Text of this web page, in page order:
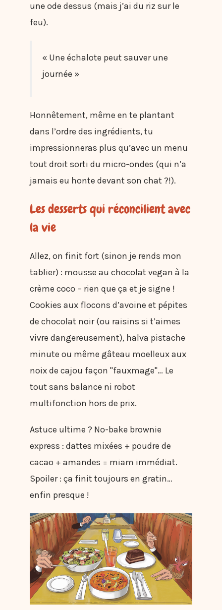
une ode dessus (mais j’ai du riz sur le
feu).
« Une échalote peut sauver une
journée »
Honnêtement, même en te plantant
dans l’ordre des ingrédients, tu
impressionneras plus qu’avec un menu
tout droit sorti du micro-ondes (qui n’a
jamais eu honte devant son chat ?!).
Les desserts qui réconcilient avec
la vie
Allez, on finit fort (sinon je rends mon
tablier) : mousse au chocolat vegan à la
crème coco – rien que ça et je signe !
Cookies aux flocons d’avoine et pépites
de chocolat noir (ou raisins si t’aimes
vivre dangereusement), halva pistache
minute ou même gâteau moelleux aux
noix de cajou façon "fauxmage"… Le
tout sans balance ni robot
multifonction hors de prix.
Astuce ultime ? No-bake brownie
express : dattes mixées + poudre de
cacao + amandes = miam immédiat.
Spoiler : ça finit toujours en gratin…
enfin presque !